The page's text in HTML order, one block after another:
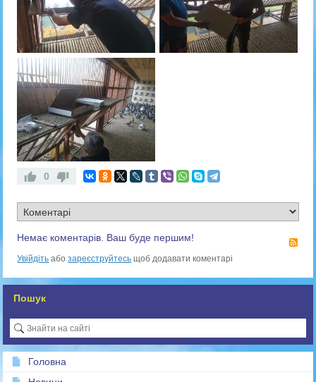
0
Немає коментарів. Ваш буде першим!
Увійдіть абозареєструйтесь щоб додавати коментарі
Пошук
Головна